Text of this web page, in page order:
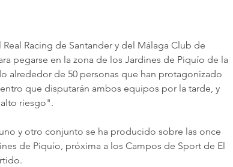
Racing de Santander y del Málaga Club de
pegarse en la zona de los Jardines de Piquío de la
alrededor de 50 personas que han protagonizado
que disputarán ambos equipos por la tarde, y
riesgo".
y otro conjunto se ha producido sobre las once
de Piquío, próxima a los Campos de Sport de El